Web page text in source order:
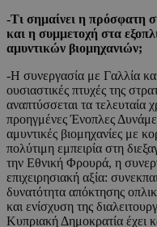
-Τι σημαίνει η πρόσφατη
και η συμμετοχή στα
αμυντικών βιομηχανιών;
-Η συνεργασία με Γαλλία
ουσιαστικές πτυχές της
αναπτύσσεται τα τελευταία
προηγμένες Ένοπλες
αμυντικές βιομηχανίες με
πολύτιμη εμπειρία στη
την Εθνική Φρουρά, η
επιχειρησιακή αξία:
δυνατότητα απόκτησης
και ενίσχυση της
Κυπριακή Δημοκρατία έχει